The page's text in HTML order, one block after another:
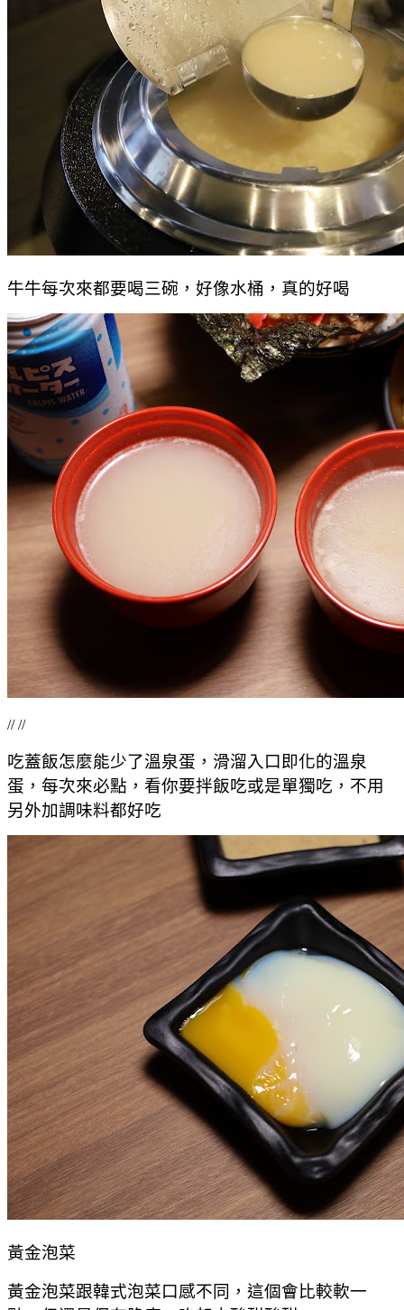
牛牛每次來都要喝三碗，好像水桶，真的好喝
// //
吃蓋飯怎麼能少了溫泉蛋，滑溜入口即化的溫泉
蛋，每次來必點，看你要拌飯吃或是單獨吃，不用
另外加調味料都好吃
黃金泡菜
黃金泡菜跟韓式泡菜口感不同，這個會比較軟一